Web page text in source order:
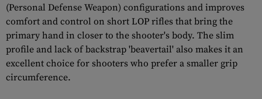
(Personal Defense Weapon) configurations and improves
comfort and control on short LOP rifles that bring the
primary hand in closer to the shooter's body. The slim
profile and lack of backstrap 'beavertail' also makes it an
excellent choice for shooters who prefer a smaller grip
circumference.